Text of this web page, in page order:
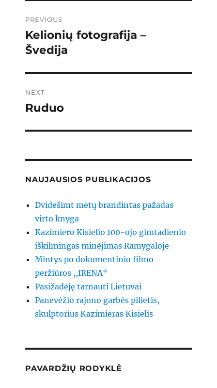
navigation
PREVIOUS
Previous
post:
Kelionių fotografija –
Švedija
NEXT
Next
Ruduo
NAUJAUSIOS PUBLIKACIJOS
Dvidešimt metų brandintas pažadas
virto knyga
Kazimiero Kisielio 100-ojo gimtadienio
iškilmingas minėjimas Ramygaloje
Mintys po dokumentinio filmo
peržiūros ,,IRENA“
Pasižadėję tarnauti Lietuvai
Panevėžio rajono garbės pilietis,
skulptorius Kazimieras Kisielis
PAVARDŽIŲ RODYKLĖ